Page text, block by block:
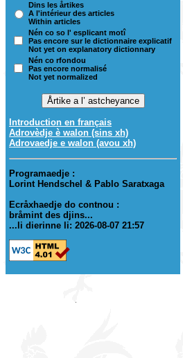
Dins les årtikes
A l'intérieur des articles
Within articles
Nén co so l' esplicant motî
Pas encore sur le dictionnaire explicatif
Not yet on explanatory dictionnary
Nén co rfondou
Pas encore normalisé
Not yet normalized
Introduction en français
Adrovèdje è walon (sins xh)
Adrovaedje e walon (avou xh)
Programaedje :
Lorint Hendschel & Pablo Saratxaga
Ecråxhaedje do contnou :
bråmint des djins...
...li dierinne li: 2026-08-07 21:57